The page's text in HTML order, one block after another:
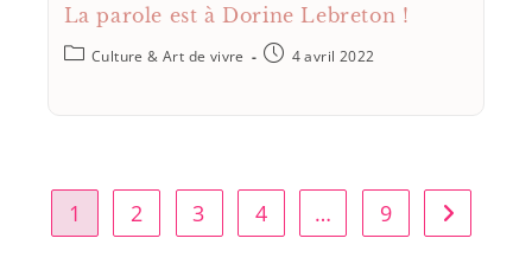
La parole est à Dorine Lebreton !
Culture & Art de vivre 4 avril 2022
1 2 3 4 … 9